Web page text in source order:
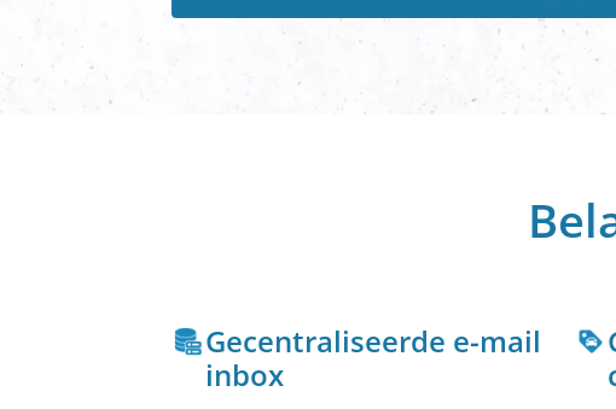
Krijg een live 360-graden
wagenpark.
kostenefficiënt worden
Gecentraliseerde e-mail
inbox